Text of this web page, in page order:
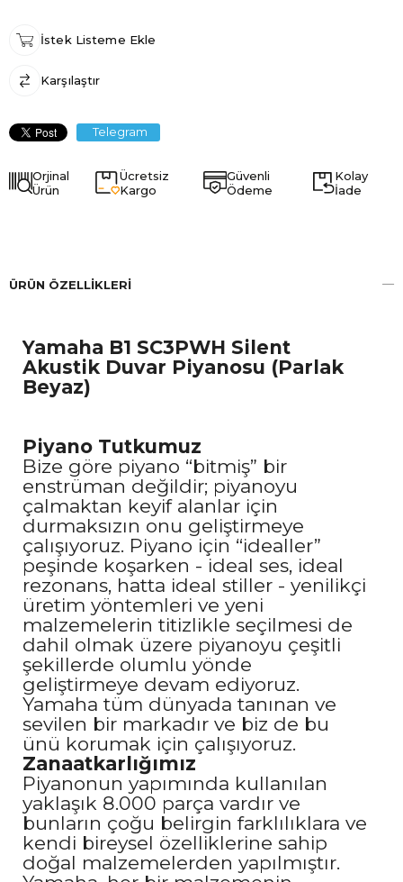
İstek Listeme Ekle
Karşılaştır
Telegram
Orjinal
Ürün
Ücretsiz
Kargo
Güvenli
Ödeme
Kolay
İade
ÜRÜN ÖZELLIKLERI
Yamaha B1 SC3PWH Silent
Akustik Duvar Piyanosu (Parlak
Beyaz)
Piyano Tutkumuz
Bize göre piyano “bitmiş” bir
enstrüman değildir; piyanoyu
çalmaktan keyif alanlar için
durmaksızın onu geliştirmeye
çalışıyoruz. Piyano için “idealler”
peşinde koşarken - ideal ses, ideal
rezonans, hatta ideal stiller - yenilikçi
üretim yöntemleri ve yeni
malzemelerin titizlikle seçilmesi de
dahil olmak üzere piyanoyu çeşitli
şekillerde olumlu yönde
geliştirmeye devam ediyoruz.
Yamaha tüm dünyada tanınan ve
sevilen bir markadır ve biz de bu
ünü korumak için çalışıyoruz.
Zanaatkarlığımız
Piyanonun yapımında kullanılan
yaklaşık 8.000 parça vardır ve
bunların çoğu belirgin farklılıklara ve
kendi bireysel özelliklerine sahip
doğal malzemelerden yapılmıştır.